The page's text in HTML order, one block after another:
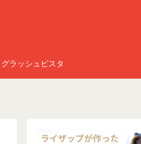
グラッシュビスタ